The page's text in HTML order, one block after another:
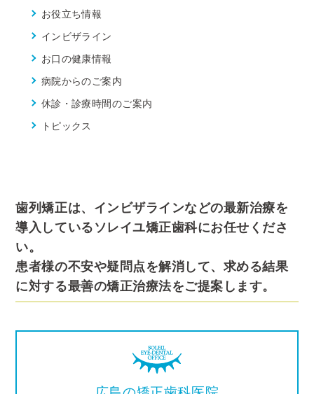
お役立ち情報
インビザライン
お口の健康情報
病院からのご案内
休診・診療時間のご案内
トピックス
歯列矯正は、インビザラインなどの最新治療を
導入しているソレイユ矯正歯科にお任せくださ
い。
患者様の不安や疑問点を解消して、求める結果
に対する最善の矯正治療法をご提案します。